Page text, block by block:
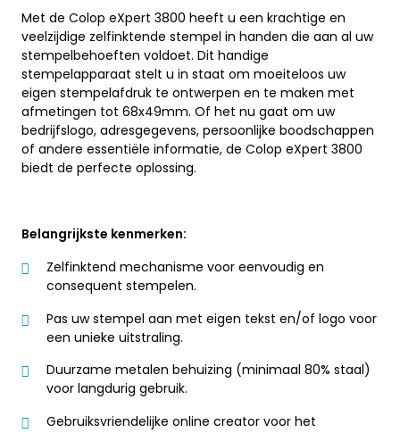
Met de Colop eXpert 3800 heeft u een krachtige en
veelzijdige zelfinktende stempel in handen die aan al uw
stempelbehoeften voldoet. Dit handige
stempelapparaat stelt u in staat om moeiteloos uw
eigen stempelafdruk te ontwerpen en te maken met
afmetingen tot 68x49mm. Of het nu gaat om uw
bedrijfslogo, adresgegevens, persoonlijke boodschappen
of andere essentiële informatie, de Colop eXpert 3800
biedt de perfecte oplossing.
Belangrijkste kenmerken:
Zelfinktend mechanisme voor eenvoudig en
consequent stempelen.
Pas uw stempel aan met eigen tekst en/of logo voor
een unieke uitstraling.
Duurzame metalen behuizing (minimaal 80% staal)
voor langdurig gebruik.
Gebruiksvriendelijke online creator voor het